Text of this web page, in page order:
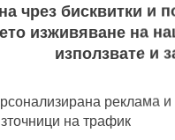
номинации ,Жокера
чрез бисквитки и
изживяване на
използвате и
реклама
на трафик